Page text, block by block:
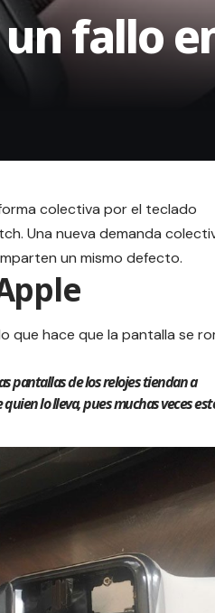
fallo
colectiva por el teclado
Una nueva demanda
un mismo defecto.
que hace que la pantalla se
pantallas de los relojes tiendan a
lo lleva, pues muchas veces